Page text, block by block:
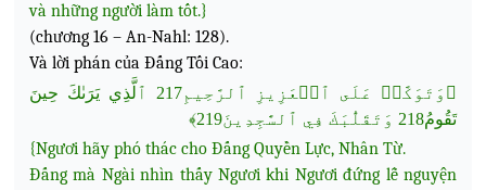
và những người làm tốt.}
(chương 16 – An-Nahl: 128).
Và lời phán của Đấng Tối Cao:
﴿وَتَوَكَّلۡ عَلَى ٱلۡعَزِيزِ ٱلرَّحِيمِ217 ٱلَّذِي يَرَىٰكَ حِينَ
تَقُومُ218 وَتَقَلُّبَكَ فِي ٱلسَّٰجِدِينَ219﴾
{Ngươi hãy phó thác cho Đấng Quyền Lực, Nhân Từ.
Đấng mà Ngài nhìn thấy Ngươi khi Ngươi đứng lễ nguyện